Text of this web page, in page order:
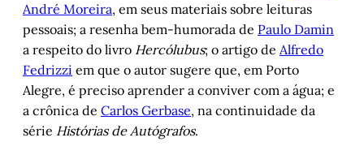
André Moreira, em seus materiais sobre leituras
pessoais; a resenha bem-humorada de Paulo Damin
a respeito do livro Hercólubus; o artigo de Alfredo
Fedrizzi em que o autor sugere que, em Porto
Alegre, é preciso aprender a conviver com a água; e
a crônica de Carlos Gerbase, na continuidade da
série Histórias de Autógrafos.